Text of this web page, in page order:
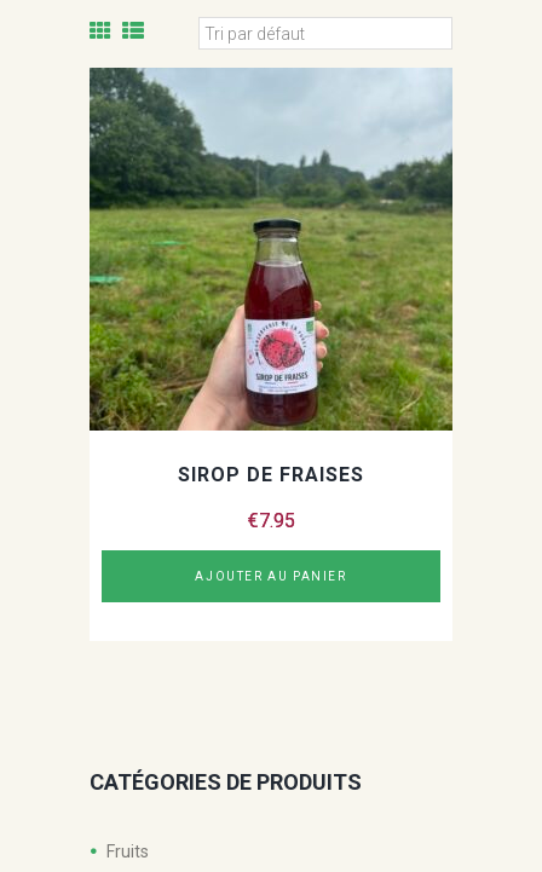
SIROP DE FRAISES
€7.95
AJOUTER AU PANIER
CATÉGORIES DE PRODUITS
Fruits